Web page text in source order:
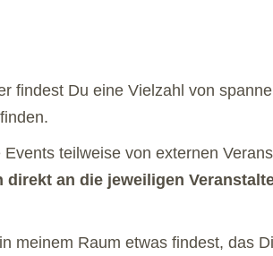
findest Du eine Vielzahl von
teilweise von externen
direkt an die jeweiligen
meinem Raum etwas findest, das